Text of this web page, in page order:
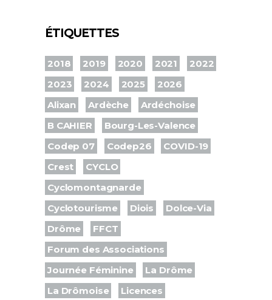
ÉTIQUETTES
2018 2019 2020 2021
2022
2023
2024 2025
2026
Alixan
Ardèche
Ardéchoise
B CAHIER
Bourg-Les-Valence
Codep 07
Codep26
COVID-19
Crest
CYCLO
Cyclomontagnarde
Cyclotourisme
Diois
Dolce-Via
Drôme
FFCT
Forum des Associations
Journée Féminine
La Drôme
La Drômoise
Licences